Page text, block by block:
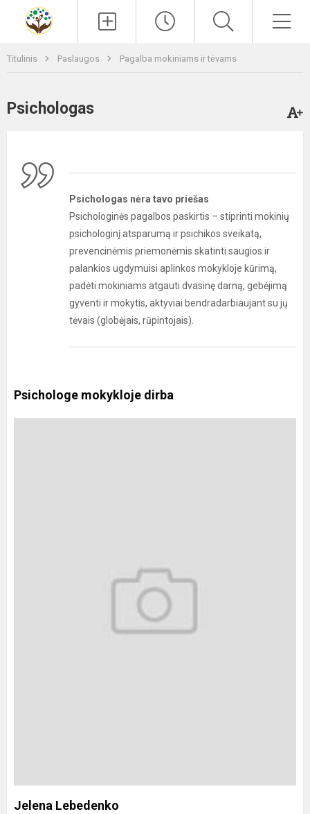
Titulinis Paslaugos Pagalba mokiniams ir tėvams
Psichologas
Psichologas nėra tavo priešas
Psichologinės pagalbos paskirtis – stiprinti mokinių
psichologinį atsparumą ir psichikos sveikatą,
prevencinėmis priemonėmis skatinti saugios ir
palankios ugdymuisi aplinkos mokykloje kūrimą,
padėti mokiniams atgauti dvasinę darną, gebėjimą
gyventi ir mokytis, aktyviai bendradarbiaujant su jų
tėvais (globėjais, rūpintojais).
Psichologe mokykloje dirba
Jelena Lebedenko